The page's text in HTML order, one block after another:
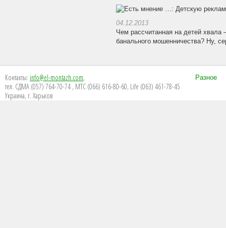
04.12.2013
Чем рассчитанная на детей
банального мошенничества? Ну,
Контакты: info@el-montazh.com,
тел. СДМА (057) 764-70-74 , МТС (066) 616-80-60, Life (063) 461-78-45
Украина, г. Харьков
Разное